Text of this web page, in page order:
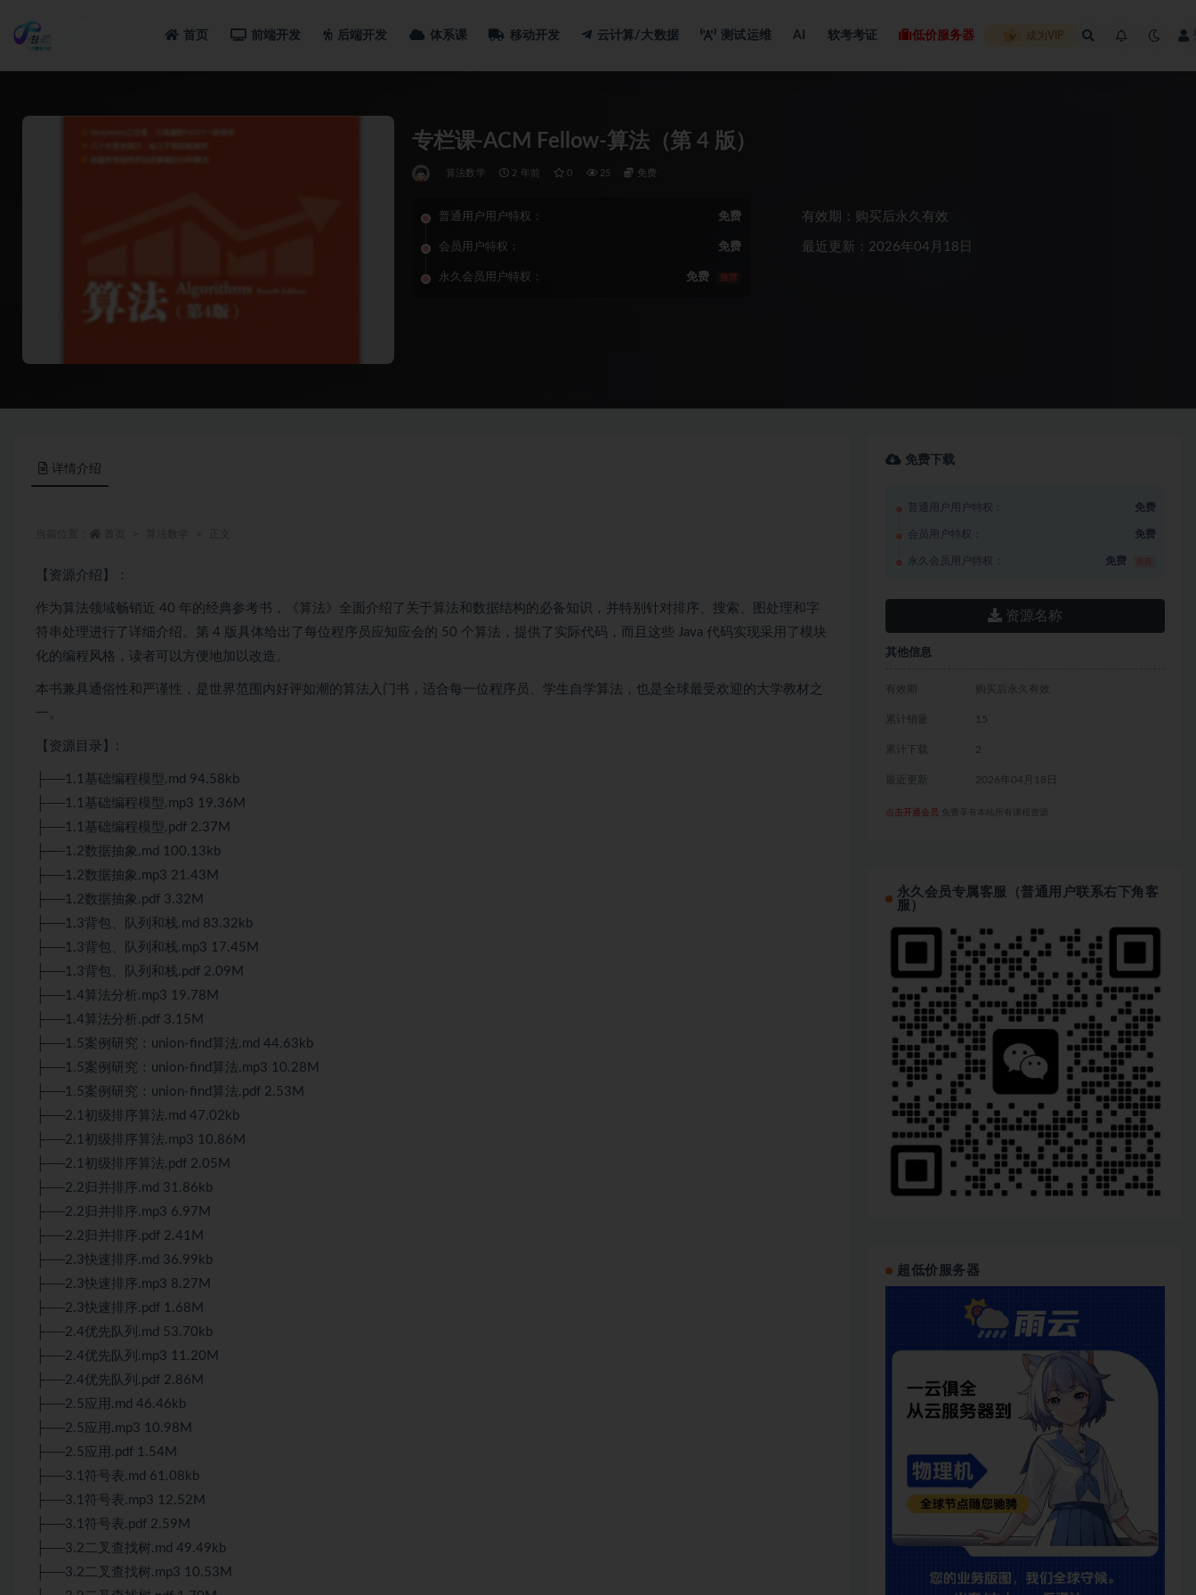
首页 前端开发 后端开发 体系课 移动开发 云计算/大数据 测试运维 AI 软考考证 低价服务器 成为VIP
专栏课-ACM Fellow-算法（第 4 版）
算法数学 2 年前 0 25 免费
普通用户用户特权： 免费
会员用户特权： 免费
永久会员用户特权： 免费 推荐
有效期：购买后永久有效
最近更新：2026年04月18日
详情介绍
【资源介绍】：
作为算法领域畅销近 40 年的经典参考书，《算法》全面介绍了关于算法和数据结构的必备知识，并特别针对排序、搜索、图处理和字
符串处理进行了详细介绍。第 4 版具体给出了每位程序员应知应会的 50 个算法，提供了实际代码，而且这些 Java 代码实现采用了模块
化的编程风格，读者可以方便地加以改造。
本书兼具通俗性和严谨性，是世界范围内好评如潮的算法入门书，适合每一位程序员、学生自学算法，也是全球最受欢迎的大学教材之
一。
【资源目录】:
├──1.1基础编程模型.md 94.58kb
├──1.1基础编程模型.mp3 19.36M
├──1.1基础编程模型.pdf 2.37M
├──1.2数据抽象.md 100.13kb
├──1.2数据抽象.mp3 21.43M
├──1.2数据抽象.pdf 3.32M
├──1.3背包、队列和栈.md 83.32kb
├──1.3背包、队列和栈.mp3 17.45M
├──1.3背包、队列和栈.pdf 2.09M
├──1.4算法分析.mp3 19.78M
├──1.4算法分析.pdf 3.15M
├──1.5案例研究：union-find算法.md 44.63kb
├──1.5案例研究：union-find算法.mp3 10.28M
├──1.5案例研究：union-find算法.pdf 2.53M
├──2.1初级排序算法.md 47.02kb
├──2.1初级排序算法.mp3 10.86M
├──2.1初级排序算法.pdf 2.05M
├──2.2归并排序.md 31.86kb
├──2.2归并排序.mp3 6.97M
├──2.2归并排序.pdf 2.41M
├──2.3快速排序.md 36.99kb
├──2.3快速排序.mp3 8.27M
├──2.3快速排序.pdf 1.68M
├──2.4优先队列.md 53.70kb
├──2.4优先队列.mp3 11.20M
├──2.4优先队列.pdf 2.86M
├──2.5应用.md 46.46kb
├──2.5应用.mp3 10.98M
├──2.5应用.pdf 1.54M
├──3.1符号表.md 61.08kb
├──3.1符号表.mp3 12.52M
├──3.1符号表.pdf 2.59M
├──3.2二叉查找树.md 49.49kb
├──3.2二叉查找树.mp3 10.53M
免费下载
普通用户用户特权： 免费
会员用户特权： 免费
永久会员用户特权： 免费
资源名称
其他信息
有效期 购买后永久有效
累计销量 15
累计下载 2
最近更新 2026年04月18日
点击开通会员 免费享有本站所有课程资源
永久会员专属客服（普通用户联系右下角客
服）
超低价服务器